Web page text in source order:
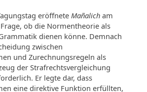
eröffnete Mañalicham
ob die Normentheorie als
dienen könne. Demnach
zwischen
und Zurechnungsregeln als
der Strafrechtsvergleichung
Er legte dar, dass
eine direktive Funktion erfüllten,